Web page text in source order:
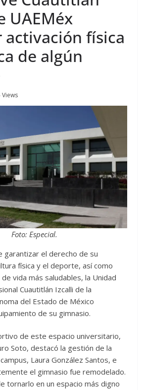
UAEMéx
física
de algún
Views
Foto: Especial.
garantizar el derecho de su
física y el deporte, así como
vida más saludables, la Unidad
Cuautitlán Izcalli de la
del Estado de México
de su gimnasio.
de este espacio universitario,
Soto, destacó la gestión de la
Laura González Santos, e
el gimnasio fue remodelado.
tornarlo en un espacio más digno